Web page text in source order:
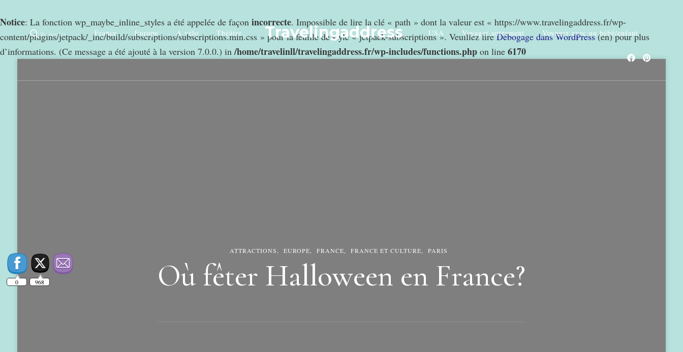
Notice: La fonction wp_maybe_inline_styles a été appelée de façon incorrecte. Impossible de lire la clé « path » dont la valeur est « https://www.travelingaddress.fr/wp-
content/plugins/jetpack/_inc/build/subscriptions/subscriptions.min.css » pour la feuille de style « jetpack-subscriptions ». Veuillez lireDébogage dans WordPress(en) pour plus
d’informations. (Ce message a été ajouté à la version 7.0.0.) in/home/travelinll/travelingaddress.fr/wp-includes/functions.php on line 6170
Rechercher France Europe A vélo Théâtre Travelingaddress USA Voyager autrement Voyager avec un bébé/enfant
ATTRACTIONS EUROPE FRANCE FRANCE ET CULTURE PARIS
Où fêter Halloween en France?
0 968